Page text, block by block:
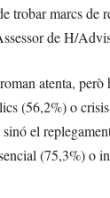
trobar marcs de
de H/
atenta,
(56,2%) o
el
(75,3%) o